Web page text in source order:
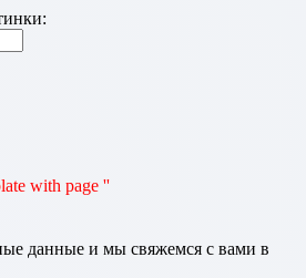
with page ''
данные и мы свяжемся с вами в